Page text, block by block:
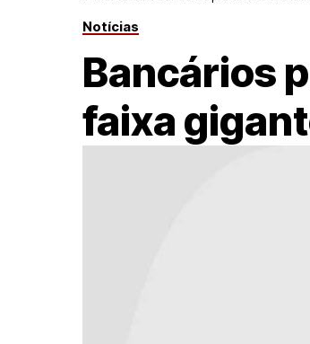
Notícias
Bancários
faixa